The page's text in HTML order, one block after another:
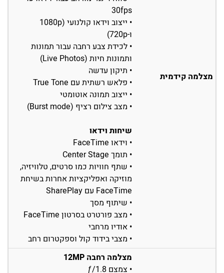
מצלמה קידמית
30fps
• ייצוב וידאו קולנועי (1080p
ו-720p)
• לכידת צבע רחבה עבור תמונות
ותמונות חיות (Live Photos)
• תיקון עדשה
• פלאש רשתית עם True Tone
• ייצוב תמונה אוטומטי
• מצב צילום רציף (Burst mode)
שיחות וידאו
• וידאו FaceTime
• תומך Center Stage
• שתף חוויות כמו סרטים, טלוויזיה,
מוזיקה ואפליקציות אחרות בשיחת
FaceTime עם SharePlay
• שיתוף מסך
• מצב פורטרט בסרטון FaceTime
• אודיו מרחבי
• מצבי בידוד קול וספקטרום רחב
מצלמה רחבה 12MP
• צמצם ƒ/1.8